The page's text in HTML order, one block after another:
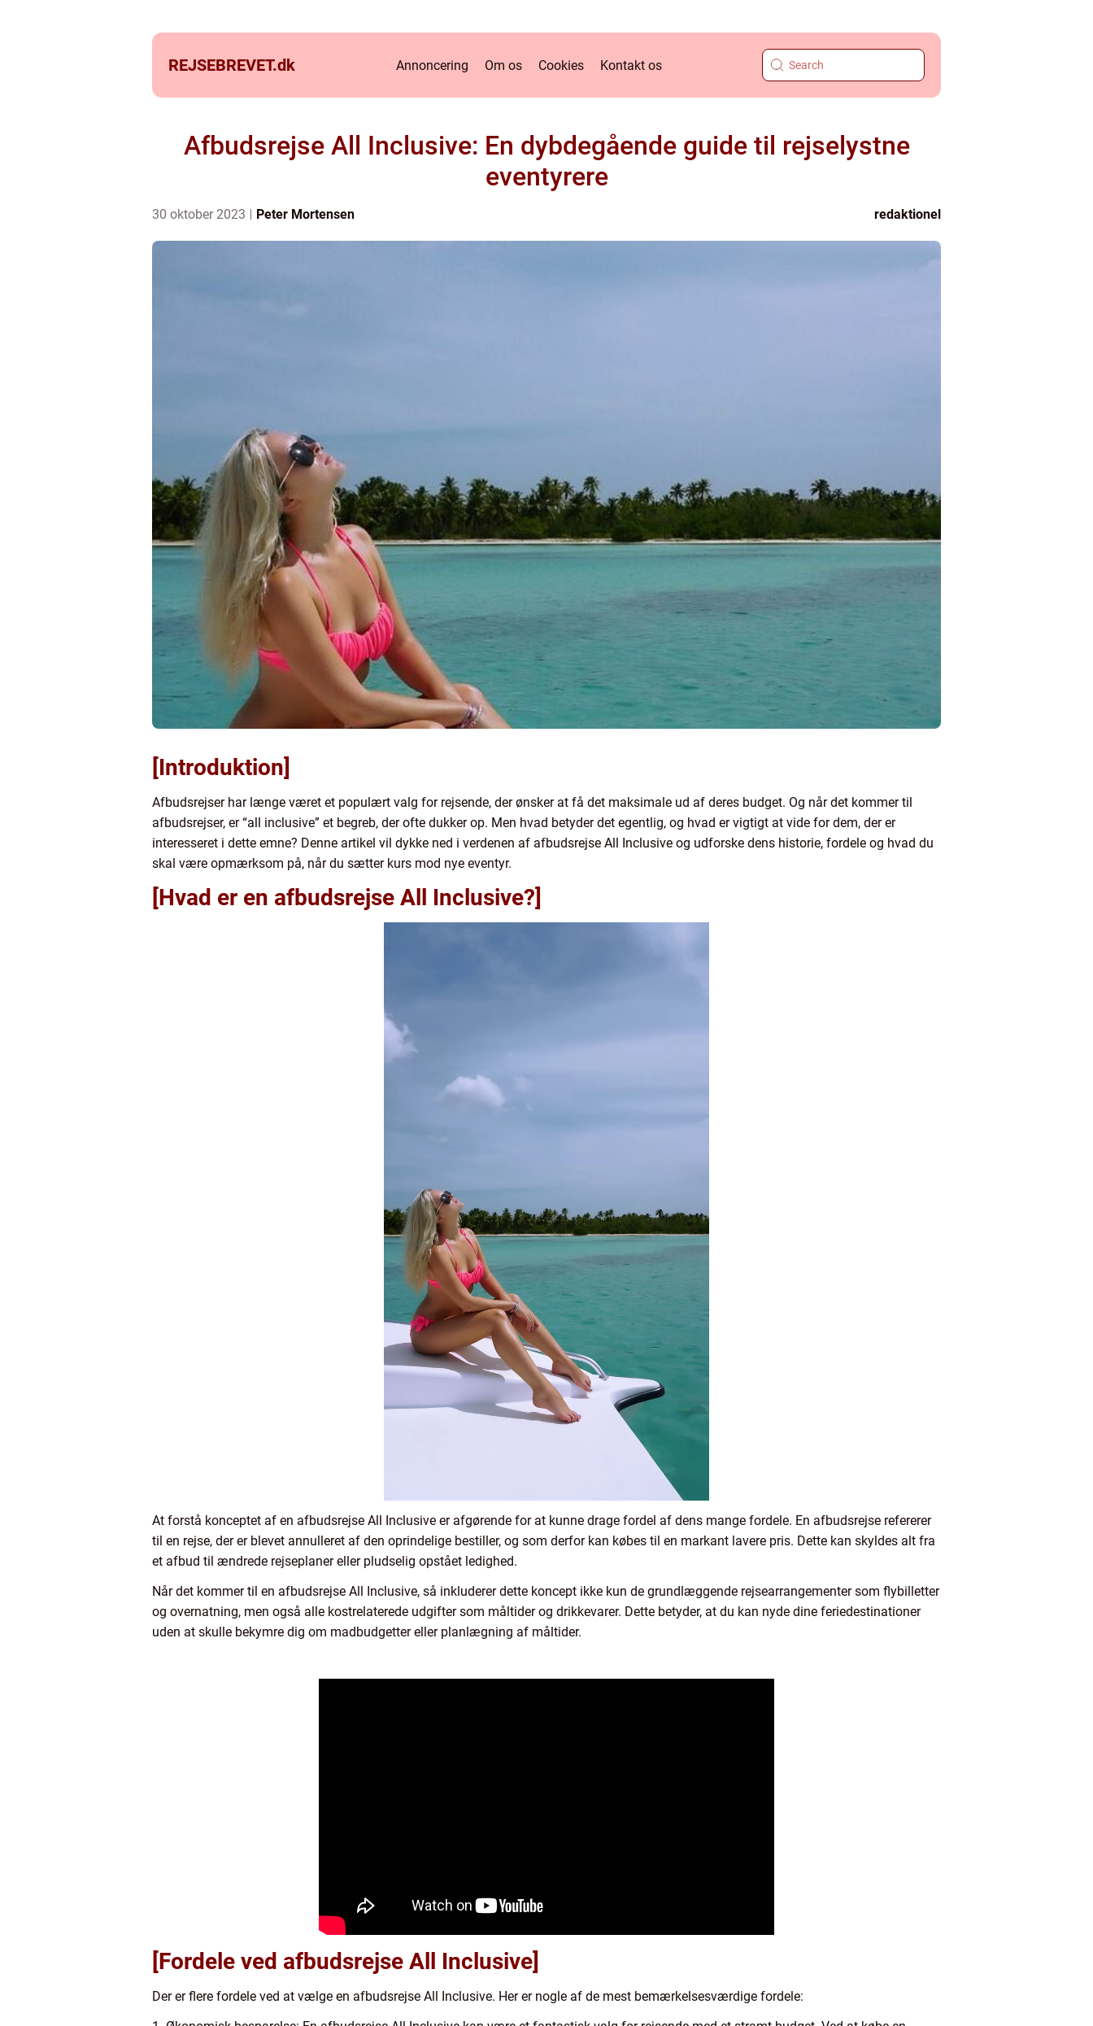
REJSEBREVET.dk Annoncering Om os Cookies Kontakt os
Afbudsrejse All Inclusive: En dybdegående guide til rejselystne
eventyrere
30 oktober 2023 Peter Mortensen redaktionel
[Introduktion]
Afbudsrejser har længe været et populært valg for rejsende, der ønsker at få det maksimale ud af deres budget. Og når det kommer til
afbudsrejser, er “all inclusive” et begreb, der ofte dukker op. Men hvad betyder det egentlig, og hvad er vigtigt at vide for dem, der er
interesseret i dette emne? Denne artikel vil dykke ned i verdenen af afbudsrejse All Inclusive og udforske dens historie, fordele og hvad du
skal være opmærksom på, når du sætter kurs mod nye eventyr.
[Hvad er en afbudsrejse All Inclusive?]
At forstå konceptet af en afbudsrejse All Inclusive er afgørende for at kunne drage fordel af dens mange fordele. En afbudsrejse refererer
til en rejse, der er blevet annulleret af den oprindelige bestiller, og som derfor kan købes til en markant lavere pris. Dette kan skyldes alt fra
et afbud til ændrede rejseplaner eller pludselig opstået ledighed.
Når det kommer til en afbudsrejse All Inclusive, så inkluderer dette koncept ikke kun de grundlæggende rejsearrangementer som flybilletter
og overnatning, men også alle kostrelaterede udgifter som måltider og drikkevarer. Dette betyder, at du kan nyde dine feriedestinationer
uden at skulle bekymre dig om madbudgetter eller planlægning af måltider.
[Fordele ved afbudsrejse All Inclusive]
Der er flere fordele ved at vælge en afbudsrejse All Inclusive. Her er nogle af de mest bemærkelsesværdige fordele: